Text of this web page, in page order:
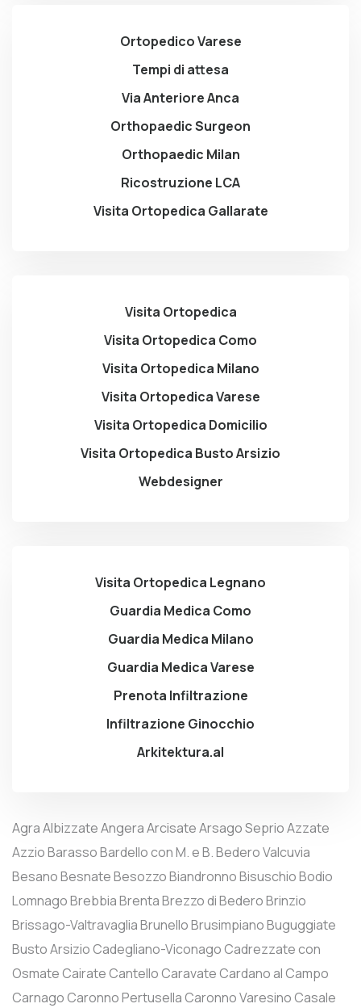
Ortopedico Varese
Tempi di attesa
Via Anteriore Anca
Orthopaedic Surgeon
Orthopaedic Milan
Ricostruzione LCA
Visita Ortopedica Gallarate
Visita Ortopedica
Visita Ortopedica Como
Visita Ortopedica Milano
Visita Ortopedica Varese
Visita Ortopedica Domicilio
Visita Ortopedica Busto Arsizio
Webdesigner
Visita Ortopedica Legnano
Guardia Medica Como
Guardia Medica Milano
Guardia Medica Varese
Prenota Infiltrazione
Infiltrazione Ginocchio
Arkitektura.al
AgraAlbizzateAngeraArcisateArsago SeprioAzzate
AzzioBarassoBardello con M. e B.Bedero Valcuvia
BesanoBesnateBesozzoBiandronnoBisuschioBodio
LomnagoBrebbiaBrentaBrezzo di BederoBrinzio
Brissago-ValtravagliaBrunelloBrusimpianoBuguggiate
Busto Arsizio Cadegliano-Viconago Cadrezzate con
Osmate Cairate Cantello Caravate Cardano al Campo
Carnago Caronno Pertusella Caronno Varesino Casale